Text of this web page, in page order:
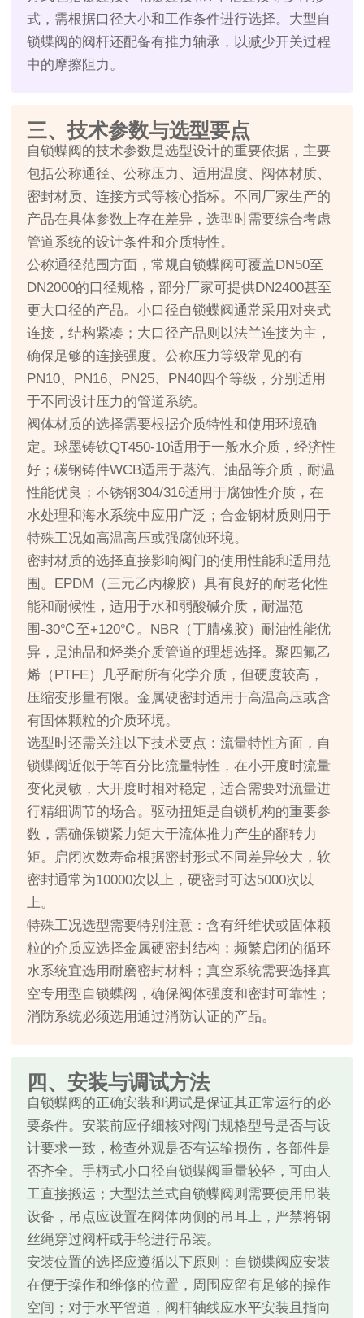
式，需根据口径大小和工作条件进行选择。大型自
锁蝶阀的阀杆还配备有推力轴承，以减少开关过程
中的摩擦阻力。
三、技术参数与选型要点
自锁蝶阀的技术参数是选型设计的重要依据，主要
包括公称通径、公称压力、适用温度、阀体材质、
密封材质、连接方式等核心指标。不同厂家生产的
产品在具体参数上存在差异，选型时需要综合考虑
管道系统的设计条件和介质特性。
公称通径范围方面，常规自锁蝶阀可覆盖DN50至
DN2000的口径规格，部分厂家可提供DN2400甚至
更大口径的产品。小口径自锁蝶阀通常采用对夹式
连接，结构紧凑；大口径产品则以法兰连接为主，
确保足够的连接强度。公称压力等级常见的有
PN10、PN16、PN25、PN40四个等级，分别适用
于不同设计压力的管道系统。
阀体材质的选择需要根据介质特性和使用环境确
定。球墨铸铁QT450-10适用于一般水介质，经济性
好；碳钢铸件WCB适用于蒸汽、油品等介质，耐温
性能优良；不锈钢304/316适用于腐蚀性介质，在
水处理和海水系统中应用广泛；合金钢材质则用于
特殊工况如高温高压或强腐蚀环境。
密封材质的选择直接影响阀门的使用性能和适用范
围。EPDM（三元乙丙橡胶）具有良好的耐老化性
能和耐候性，适用于水和弱酸碱介质，耐温范
围-30℃至+120℃。NBR（丁腈橡胶）耐油性能优
异，是油品和烃类介质管道的理想选择。聚四氟乙
烯（PTFE）几乎耐所有化学介质，但硬度较高，
压缩变形量有限。金属硬密封适用于高温高压或含
有固体颗粒的介质环境。
选型时还需关注以下技术要点：流量特性方面，自
锁蝶阀近似于等百分比流量特性，在小开度时流量
变化灵敏，大开度时相对稳定，适合需要对流量进
行精细调节的场合。驱动扭矩是自锁机构的重要参
数，需确保锁紧力矩大于流体推力产生的翻转力
矩。启闭次数寿命根据密封形式不同差异较大，软
密封通常为10000次以上，硬密封可达5000次以
上。
特殊工况选型需要特别注意：含有纤维状或固体颗
粒的介质应选择金属硬密封结构；频繁启闭的循环
水系统宜选用耐磨密封材料；真空系统需要选择真
空专用型自锁蝶阀，确保阀体强度和密封可靠性；
消防系统必须选用通过消防认证的产品。
四、安装与调试方法
自锁蝶阀的正确安装和调试是保证其正常运行的必
要条件。安装前应仔细核对阀门规格型号是否与设
计要求一致，检查外观是否有运输损伤，各部件是
否齐全。手柄式小口径自锁蝶阀重量较轻，可由人
工直接搬运；大型法兰式自锁蝶阀则需要使用吊装
设备，吊点应设置在阀体两侧的吊耳上，严禁将钢
丝绳穿过阀杆或手轮进行吊装。
安装位置的选择应遵循以下原则：自锁蝶阀应安装
在便于操作和维修的位置，周围应留有足够的操作
空间；对于水平管道，阀杆轴线应水平安装且指向